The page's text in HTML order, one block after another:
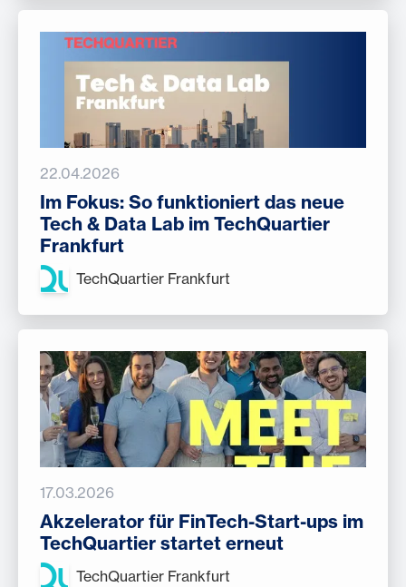
22.04.2026
Im Fokus: So funktioniert das neue
Tech & Data Lab im TechQuartier
Frankfurt
TechQuartier Frankfurt
17.03.2026
Akzelerator für FinTech-Start-ups im
TechQuartier startet erneut
TechQuartier Frankfurt